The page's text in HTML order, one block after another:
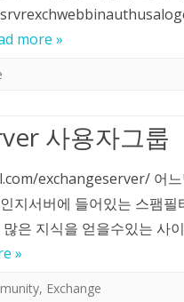
more »
사용자그룹
exchangeserver/ 어느
지서버에 들어있는 스팸
은 지식을 얻을수있는 사
»
, Exchange